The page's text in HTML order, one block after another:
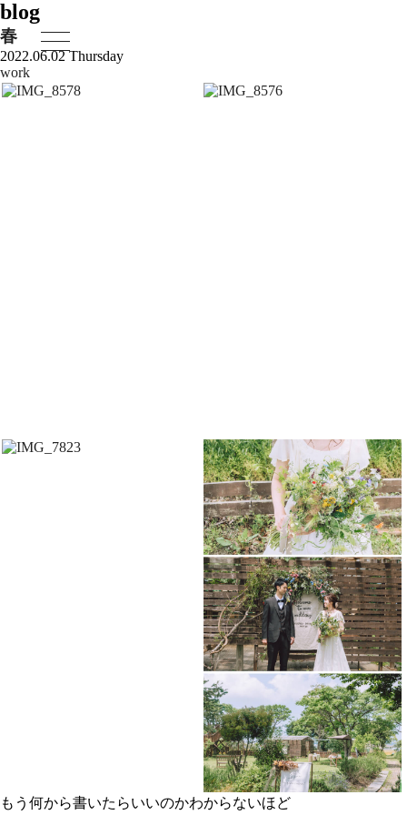
blog
春
2022.06.02 Thursday
work
もう何から書いたらいいのかわからないほど